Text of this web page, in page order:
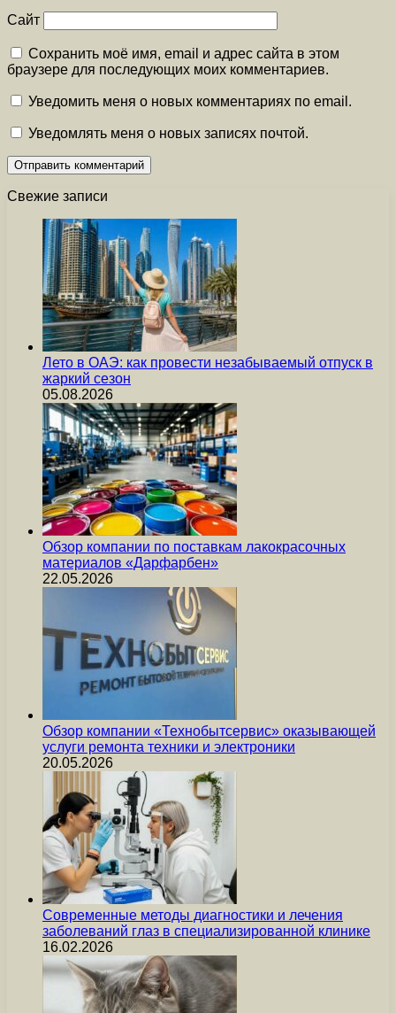
Сайт
Сохранить моё имя, email и адрес сайта в этом
браузере для последующих моих комментариев.
Уведомить меня о новых комментариях по email.
Уведомлять меня о новых записях почтой.
Свежие записи
Лето в ОАЭ: как провести незабываемый отпуск в
жаркий сезон
05.08.2026
Обзор компании по поставкам лакокрасочных
материалов «Дарфарбен»
22.05.2026
Обзор компании «Технобытсервис» оказывающей
услуги ремонта техники и электроники
20.05.2026
Современные методы диагностики и лечения
заболеваний глаз в специализированной клинике
16.02.2026